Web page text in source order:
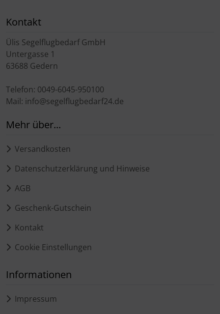
Kontakt
Ülis Segelflugbedarf GmbH
Untergasse 1
63688 Gedern
Telefon: 0049-6045-950100
Mail: info@segelflugbedarf24.de
Mehr über...
Versandkosten
Datenschutzerklärung und Hinweise
AGB
Geschenk-Gutschein
Kontakt
Cookie Einstellungen
Informationen
Impressum